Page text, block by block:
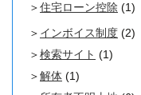
住宅ローン控除 (1)
インボイス制度 (2)
検索サイト (1)
解体 (1)